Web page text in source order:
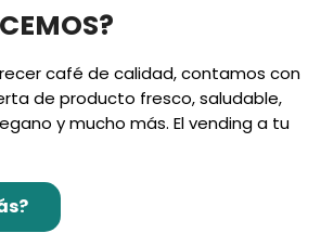
café de calidad, contamos con
de producto fresco, saludable,
y mucho más. El vending a tu